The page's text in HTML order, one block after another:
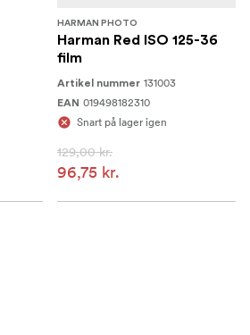
HARMAN PHOTO
Harman Red ISO 125-36
film
Artikel nummer 131003
EAN 019498182310
Snart på lager igen
129,00 kr.
96,75 kr.